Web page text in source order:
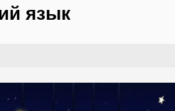
язык